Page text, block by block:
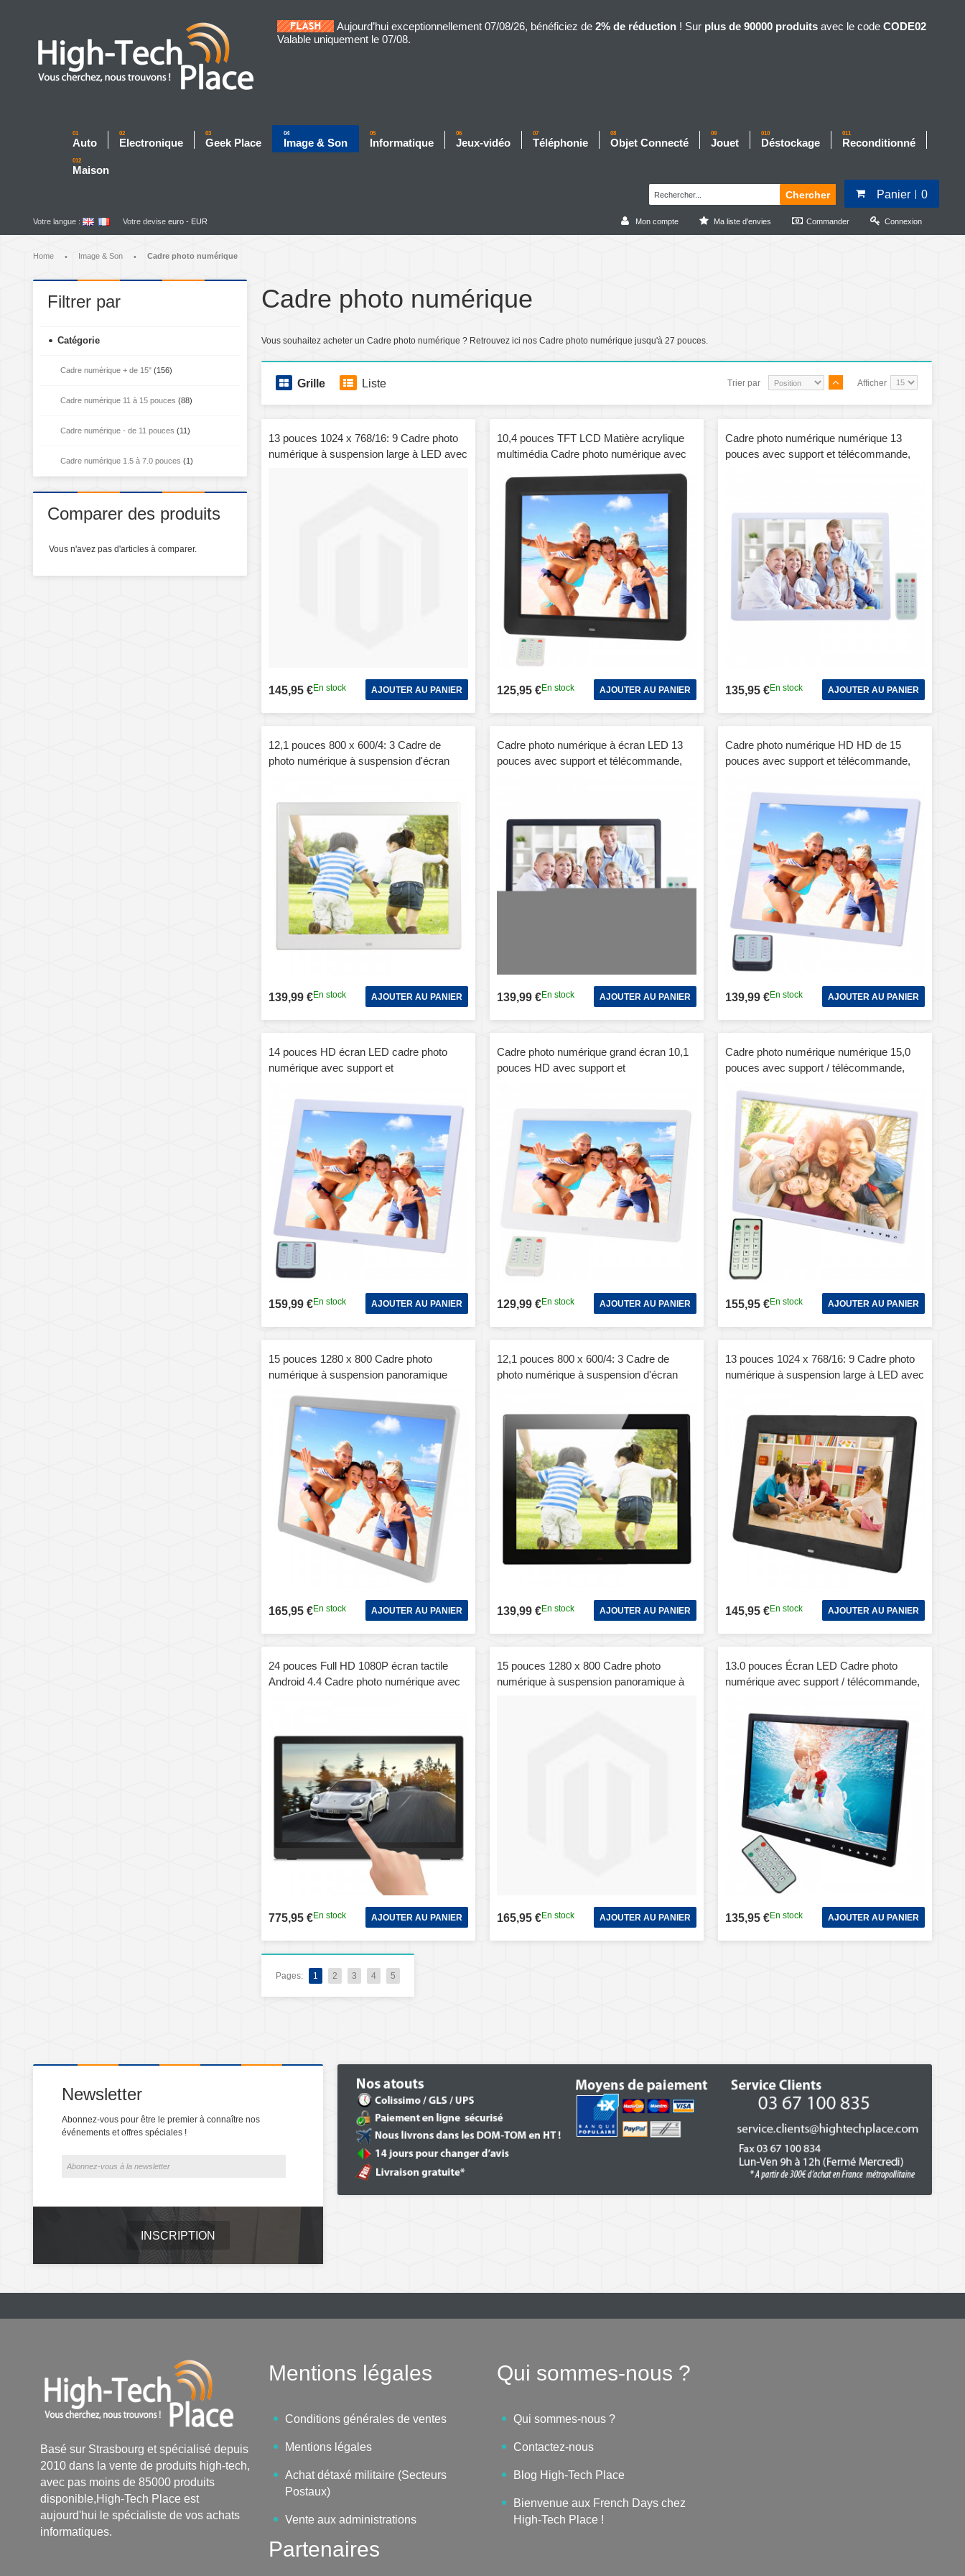
Aujourd’hui exceptionnellement 07/08/26, bénéficiez de 2% de réduction ! Sur plus de 90000 produits avec le code CODE02
Valable uniquement le 07/08.
01
Auto
02
Electronique
03
Geek Place
04
Image & Son
05
Informatique
06
Jeux-vidéo
07
Téléphonie
08
Objet Connecté
09
Jouet
010
Déstockage
011
Reconditionné
012
Maison
Panier
0
Chercher
Mon compte Ma liste d'envies Commander Connexion
Votre langue : Votre devise euro - EUR
Home • Image & Son • Cadre photo numérique
Cadre photo numérique
Vous souhaitez acheter un Cadre photo numérique ? Retrouvez ici nos Cadre photo numérique jusqu'à 27 pouces.
Grille Liste Afficher
Trier par
13 pouces 1024 x 768/16: 9 Cadre photo
numérique à suspension large à LED avec
145,95 €En stock AJOUTER AU PANIER
10,4 pouces TFT LCD Matière acrylique
multimédia Cadre photo numérique avec
télécommande, Prise en charge de
l'entrée USB / Carte SD, Haut-parleur
125,95 €En stock AJOUTER AU PANIER
Cadre photo numérique numérique 13
pouces avec support et télécommande,
135,95 €En stock AJOUTER AU PANIER
12,1 pouces 800 x 600/4: 3 Cadre de
photo numérique à suspension d'écran
/ disque flash USB (blanc)
139,99 €En stock AJOUTER AU PANIER
Cadre photo numérique à écran LED 13
pouces avec support et télécommande,
139,99 €En stock AJOUTER AU PANIER
Cadre photo numérique HD HD de 15
pouces avec support et télécommande,
film (Blanc)
139,99 €En stock AJOUTER AU PANIER
14 pouces HD écran LED cadre photo
numérique avec support et
MP4 / lecteur de film (blanc)
159,99 €En stock AJOUTER AU PANIER
Cadre photo numérique grand écran 10,1
pouces HD avec support et
129,99 €En stock AJOUTER AU PANIER
Cadre photo numérique numérique 15,0
pouces avec support / télécommande,
OTG (blanc)
155,95 €En stock AJOUTER AU PANIER
15 pouces 1280 x 800 Cadre photo
numérique à suspension panoramique
Support SD / MicroSD / MMC / MS / XD /
USB Flash Disk (Blanc)
165,95 €En stock AJOUTER AU PANIER
12,1 pouces 800 x 600/4: 3 Cadre de
photo numérique à suspension d'écran
/ disque flash USB (noir)
139,99 €En stock AJOUTER AU PANIER
13 pouces 1024 x 768/16: 9 Cadre photo
numérique à suspension large à LED avec
USB (noir)
145,95 €En stock AJOUTER AU PANIER
24 pouces Full HD 1080P écran tactile
Android 4.4 Cadre photo numérique avec
OTG (noir)
775,95 €En stock AJOUTER AU PANIER
15 pouces 1280 x 800 Cadre photo
numérique à suspension panoramique à
165,95 €En stock AJOUTER AU PANIER
13.0 pouces Écran LED Cadre photo
numérique avec support / télécommande,
OTG (noir)
135,95 €En stock AJOUTER AU PANIER
Pages: 1 2 3 4 5
Filtrer par
Catégorie
Cadre numérique + de 15" (156)
Cadre numérique 11 à 15 pouces (88)
Cadre numérique - de 11 pouces (11)
Cadre numérique 1.5 à 7.0 pouces (1)
Comparer des produits
Vous n'avez pas d'articles à comparer.
Newsletter
Abonnez-vous pour être le premier à connaître nos
événements et offres spéciales !
INSCRIPTION
Basé sur Strasbourg et spécialisé depuis
2010 dans la vente de produits high-tech,
avec pas moins de 85000 produits
disponible,High-Tech Place est
aujourd'hui le spécialiste de vos achats
informatiques.
Mentions légales
Conditions générales de ventes
Mentions légales
Achat détaxé militaire (Secteurs
Postaux)
Vente aux administrations
Qui sommes-nous ?
Qui sommes-nous ?
Contactez-nous
Blog High-Tech Place
Bienvenue aux French Days chez
High-Tech Place !
Partenaires